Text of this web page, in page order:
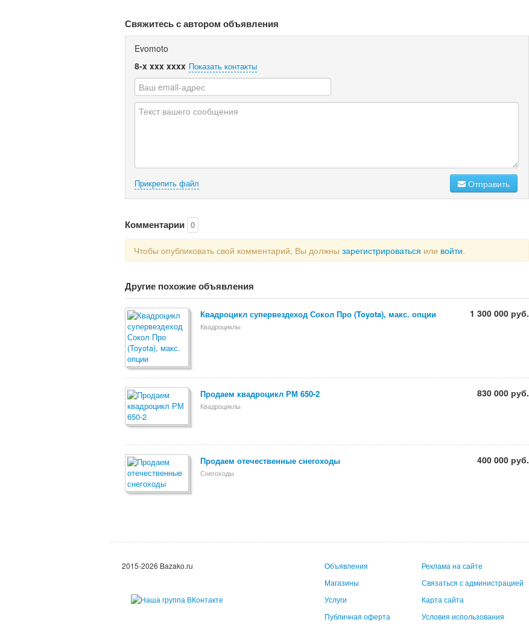
Свяжитесь с автором объявления
Evomoto
8-x xxx xxxx Показать контакты
Прикрепить файл Отправить
Комментарии 0
Чтобы опубликовать свой комментарий, Вы должны зарегистрироваться или войти.
Другие похожие объявления
Квадроцикл супервездеход Сокол Про (Toyota), макс. опции
Квадроциклы
1 300 000 руб.
Продаем квадроцикл РМ 650-2
Квадроциклы
830 000 руб.
Продаем отечественные снегоходы
Снегоходы
400 000 руб.
2015-2026 Bazako.ru
Объявления
Магазины
Услуги
Публичная оферта
Реклама на сайте
Связаться с администрацией
Карта сайта
Условия использования